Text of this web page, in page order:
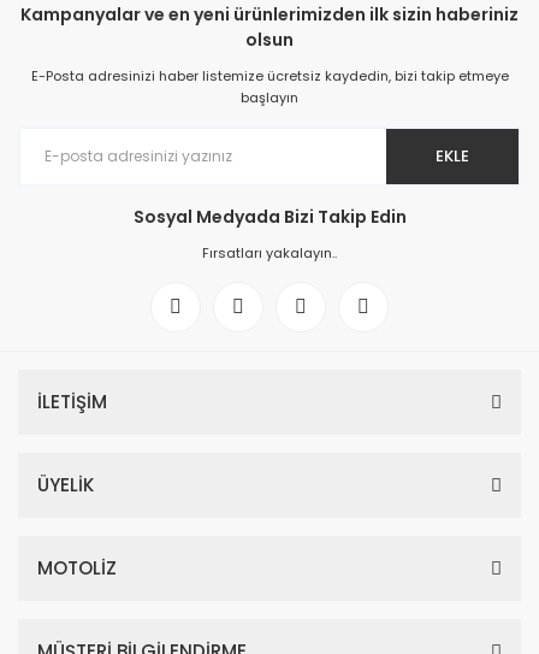
Kampanyalar ve en yeni ürünlerimizden ilk sizin haberiniz
olsun
E-Posta adresinizi haber listemize ücretsiz kaydedin, bizi takip etmeye
başlayın
EKLE
Sosyal Medyada Bizi Takip Edin
Fırsatları yakalayın..
İLETİŞİM
ÜYELİK
MOTOLİZ